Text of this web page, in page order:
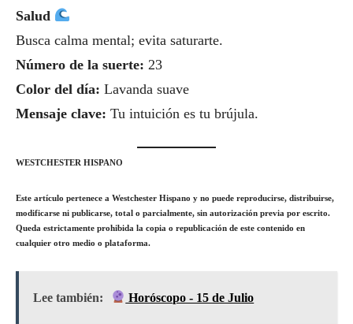
Salud
Busca calma mental; evita saturarte.
Número de la suerte: 23
Color del día: Lavanda suave
Mensaje clave: Tu intuición es tu brújula.
WESTCHESTER HISPANO
Este artículo pertenece a Westchester Hispano y no puede reproducirse, distribuirse,
modificarse ni publicarse, total o parcialmente, sin autorización previa por escrito.
Queda estrictamente prohibida la copia o republicación de este contenido en
cualquier otro medio o plataforma.
Lee también: Horóscopo - 15 de Julio